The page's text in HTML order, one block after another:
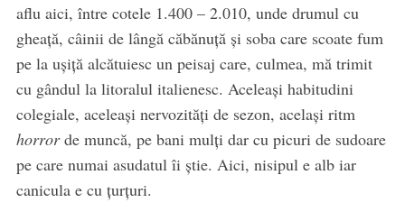
aflu aici, între cotele 1.400 – 2.010, unde drumul cu
gheață, câinii de lângă căbănuță și soba care scoate fum
pe la ușiță alcătuiesc un peisaj care, culmea, mă trimit
cu gândul la litoralul italienesc. Aceleași habitudini
colegiale, aceleași nervozități de sezon, același ritm
horrorde muncă, pe bani mulți dar cu picuri de sudoare
pe care numai asudatul îi știe. Aici, nisipul e alb iar
canicula e cu țurțuri.